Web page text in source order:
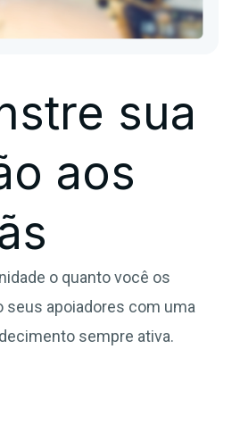
sua
aos
o quanto você os
seus apoiadores com uma
sempre ativa.